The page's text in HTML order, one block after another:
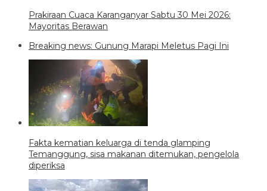
Prakiraan Cuaca Karanganyar Sabtu 30 Mei 2026:
Mayoritas Berawan
Breaking news: Gunung Marapi Meletus Pagi Ini
Fakta kematian keluarga di tenda glamping
Temanggung, sisa makanan ditemukan, pengelola
diperiksa